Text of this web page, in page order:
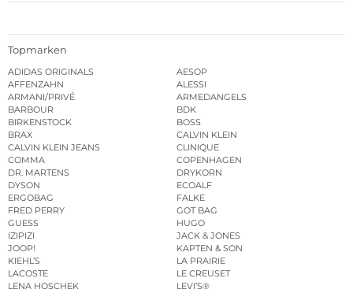
Topmarken
ADIDAS ORIGINALS
AESOP
AFFENZAHN
ALESSI
ARMANI/PRIVÉ
ARMEDANGELS
BARBOUR
BDK
BIRKENSTOCK
BOSS
BRAX
CALVIN KLEIN
CALVIN KLEIN JEANS
CLINIQUE
COMMA
COPENHAGEN
DR. MARTENS
DRYKORN
DYSON
ECOALF
ERGOBAG
FALKE
FRED PERRY
GOT BAG
GUESS
HUGO
IZIPIZI
JACK & JONES
JOOP!
KAPTEN & SON
KIEHL’S
LA PRAIRIE
LACOSTE
LE CREUSET
LENA HOSCHEK
LEVI’S®